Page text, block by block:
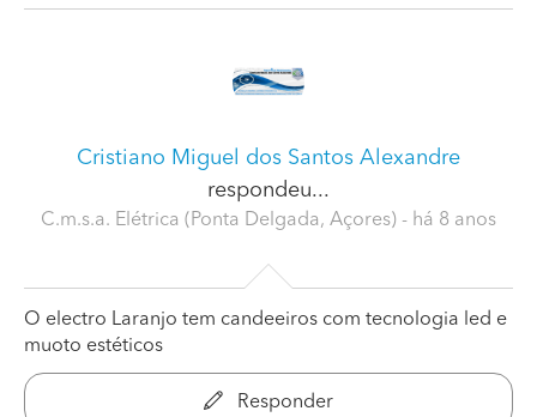
Cristiano Miguel dos Santos Alexandre
respondeu...
C.m.s.a. Elétrica (Ponta Delgada, Açores) - há 8 anos
O electro Laranjo tem candeeiros com tecnologia led e
muoto estéticos
Responder